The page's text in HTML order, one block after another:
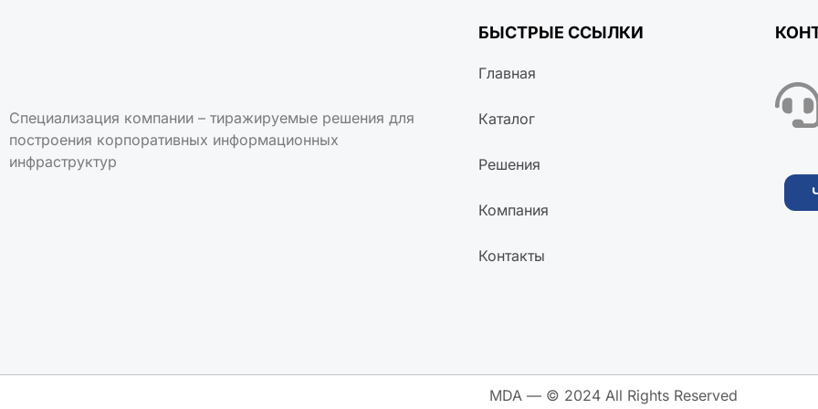
Специализация компании – тиражируемые решения для
построения корпоративных информационных
инфраструктур
БЫСТРЫЕ ССЫЛКИ
Главная
Каталог
Решения
Компания
Контакты
MDA — © 2024 All Rights Reserved